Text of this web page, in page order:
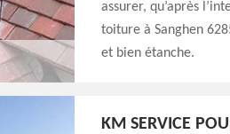
assurer, qu’après
toiture à Sanghen
et bien étanche.
KM SERVICE